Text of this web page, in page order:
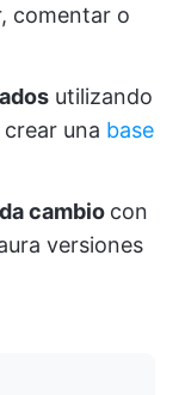
comentar o
utilizando
crear una base
cambio con
versiones